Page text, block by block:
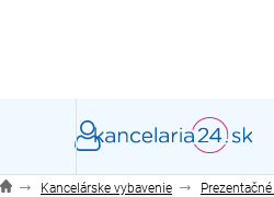
Kancelárske vybavenie